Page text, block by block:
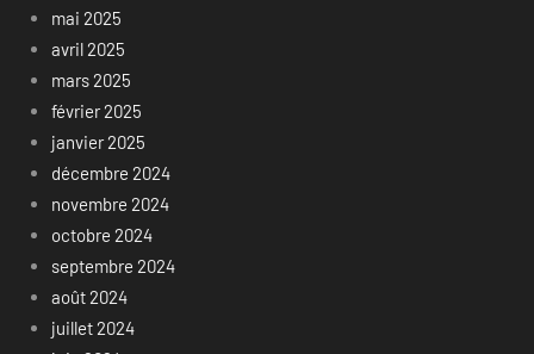
mai 2025
avril 2025
mars 2025
février 2025
janvier 2025
décembre 2024
novembre 2024
octobre 2024
septembre 2024
août 2024
juillet 2024